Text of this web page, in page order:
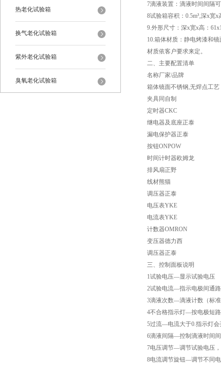
热老化试验箱
换气老化试验箱
紫外老化试验箱
臭氧老化试验箱
7滴液装置：滴液时间间隔
8试验箱容积：0.5m³,深x宽x
9.外形尺寸：深x宽x高：
10.箱体材质：静电烤漆和
材质依客户要求来定。
二、主要配置清单
名称厂家/品牌
箱体镜面不锈钢,无焊点工艺
夹具同自制
定时器CKC
继电器及底座正泰
漏电保护器正泰
按钮ONPOW
时间计时器欧姆龙
排风扇正野
线材熊猫
调压器正泰
电压表YKE
电流表YKE
计数器OMRON
变压器德力西
调压器正泰
三、控制面板说明
1试验电压—显示试验电压
2试验电流—指示电极间通
3滴液次数—滴液计数（标
4不合格指示灯—按电极短
5过流—电流大于0.指示灯会
6滴液间隔—控制滴液时间
7电压调节—调节试验电压
8电流调节旋钮—调节不同